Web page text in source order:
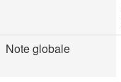
Note globale